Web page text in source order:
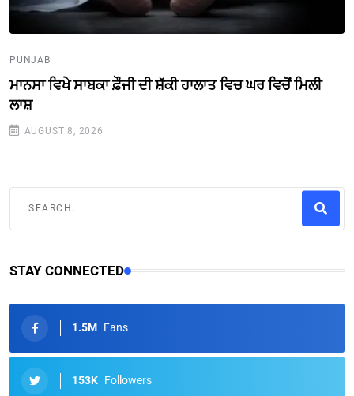
PUNJAB
ਮਾਨਸਾ ਵਿਖੇ ਸਾਬਕਾ ਫ਼ੌਜੀ ਦੀ ਸ਼ੱਕੀ ਹਾਲਾਤ ਵਿਚ ਘਰ ਵਿਚੋਂ ਮਿਲੀ
ਲਾਸ਼
AUGUST 8, 2026
STAY CONNECTED
1.5M Fans
153K Followers